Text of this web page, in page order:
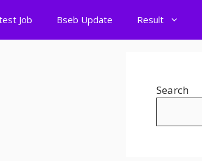
Job Bseb Update Result
Search